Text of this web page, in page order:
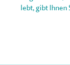
lebt, gibt Ihnen